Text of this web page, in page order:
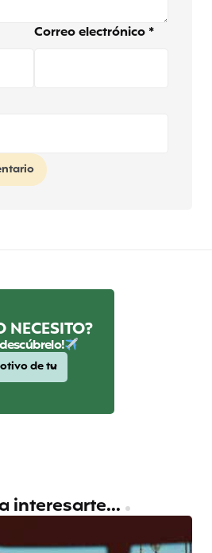
Correo electrónico *
NECESITO?
interesarte...